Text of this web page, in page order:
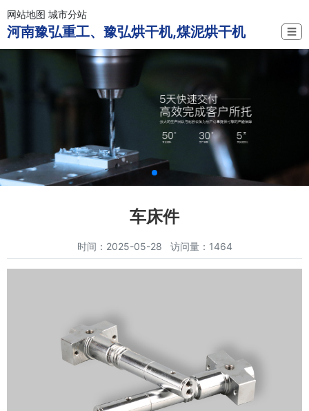
网站地图 城市分站
河南豫弘重工、豫弘烘干机,煤泥烘干机 ☰
车床件
时间：2025-05-28 访问量：1464